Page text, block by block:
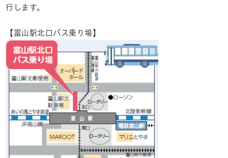
行します。
【富山駅北口バス乗り場】